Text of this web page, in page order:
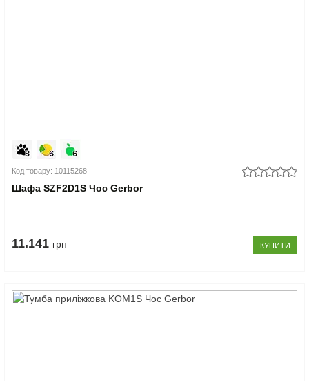
Код товару: 10115268
Шафа SZF2D1S Чос Gerbor
11.141 грн КУПИТИ